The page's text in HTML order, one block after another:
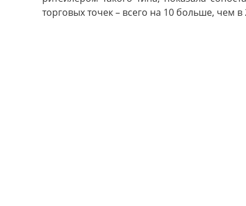
торговых точек – всего на 10 больше, чем